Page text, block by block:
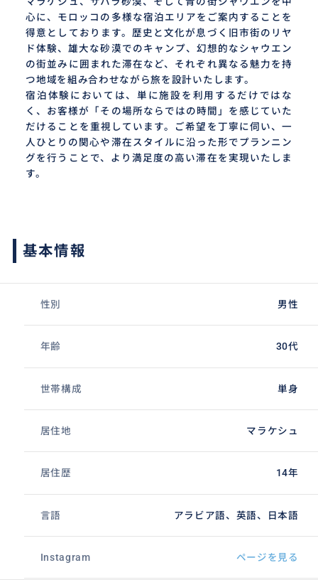
心に、モロッコの多様な宿泊エリアをご案内することを
得意としております。歴史と文化が息づく旧市街のリヤ
ド体験、雄大な砂漠でのキャンプ、幻想的なシャウエン
の街並みに囲まれた滞在など、それぞれ異なる魅力を持
つ地域を組み合わせながら旅を設計いたします。
宿泊体験においては、単に施設を利用するだけではな
く、お客様が「その場所ならではの時間」を感じていた
だけることを重視しています。ご希望を丁寧に伺い、一
人ひとりの関心や滞在スタイルに沿った形でプランニン
グを行うことで、より満足度の高い滞在を実現いたしま
す。
基本情報
性別 男性
年齢 30代
世帯構成 単身
居住地 マラケシュ
居住歴 14年
言語 アラビア語、英語、日本語
Instagram ページを見る